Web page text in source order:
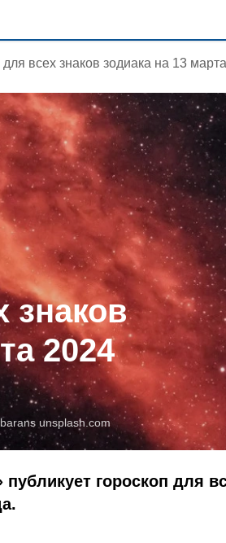
для всех знаков зодиака на 13
знаков
2024
unsplash.com
гороскоп для